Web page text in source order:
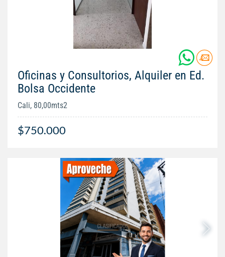
Oficinas y Consultorios, Alquiler en Ed.
Bolsa Occidente
Cali, 80,00mts2
$750.000